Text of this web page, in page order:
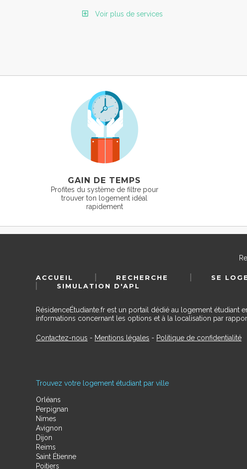
Voir plus de services
GAIN DE TEMPS
Profites du système de filtre pour
trouver ton logement idéal
rapidement
ACCUEIL RECHERCHE SE
SIMULATION D'APL
RésidenceÉtudiante.fr est un portail dédié au logement étudiant
informations concernant les options et à la localisation par
Contactez-nous - Mentions légales - Politique de confidentialité
Trouvez votre logement étudiant par ville
Orléans
Perpignan
Nimes
Avignon
Dijon
Reims
Saint Étienne
Poitiers